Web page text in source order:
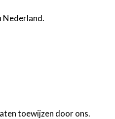
Nederland.
toewijzen door ons.